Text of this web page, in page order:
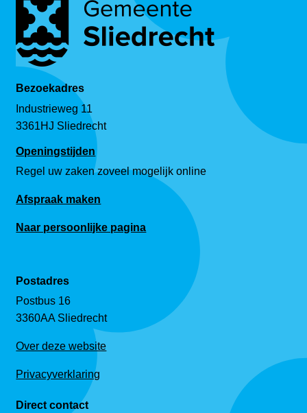
Bezoekadres
Industrieweg 11
3361HJ Sliedrecht
Openingstijden
Regel uw zaken zoveel mogelijk online
Afspraak maken
Naar persoonlijke pagina
Postadres
Postbus 16
3360AA Sliedrecht
Over deze website
Privacyverklaring
Direct contact